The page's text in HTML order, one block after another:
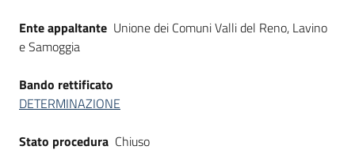
Ente appaltante Unione dei Comuni Valli del Reno, Lavino
e Samoggia
Bando rettificato
DETERMINAZIONE
Stato procedura Chiuso